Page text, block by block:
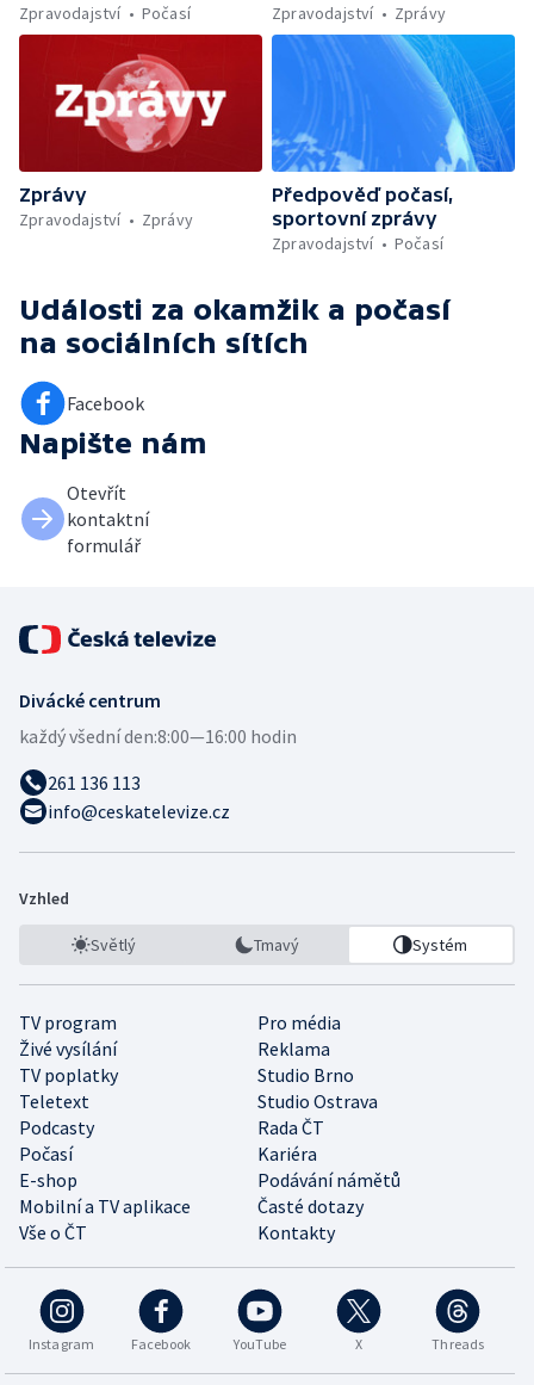
Zpravodajství
Počasí
Zpravodajství
Zprávy
Zprávy
Zpravodajství
Zprávy
Předpověď počasí,
sportovní zprávy
Zpravodajství
Počasí
Události za okamžik a počasí
na sociálních sítích
Facebook
Napište nám
Otevřít
kontaktní
formulář
Divácké centrum
každý všední den:8:00—16:00 hodin
261 136 113
info@ceskatelevize.cz
Vzhled
Světlý Tmavý Systém
TV program
Pro média
Živé vysílání
Reklama
TV poplatky
Studio Brno
Teletext
Studio Ostrava
Podcasty
Rada ČT
Počasí
Kariéra
E-shop
Podávání námětů
Mobilní a TV aplikace
Časté dotazy
Vše o ČT
Kontakty
Instagram Facebook YouTube X Threads